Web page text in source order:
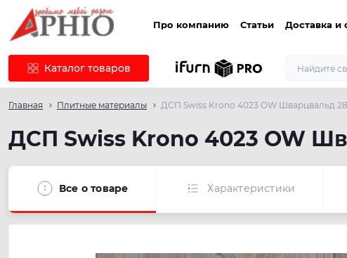
Про компанию Статьи Доставка и
Каталог товаров
Главная Плитные материалы ДСП Swiss Krono 4023 OW Шварцвальд
ДСП Swiss Krono 4023 OW
Все о товаре Характеристики